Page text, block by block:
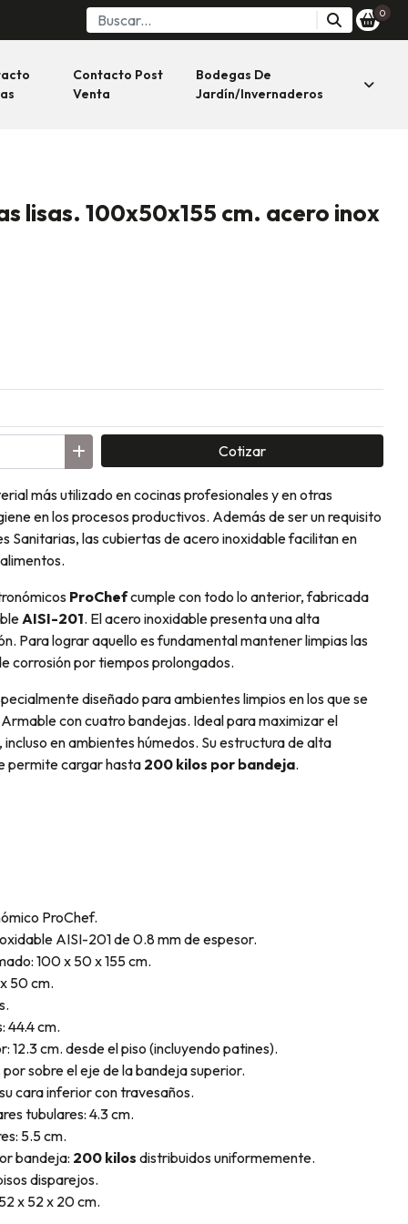
0
Contacto Post
Venta
Bodegas De
Jardín/invernaderos
lisas. 100x50x155 cm. acero inox
Cotizar
más utilizado en cocinas profesionales y en otras
en los procesos productivos. Además de ser un requisito
Sanitarias, las cubiertas de acero inoxidable facilitan en
ProChefcumple con todo lo anterior, fabricada
AISI-201. El acero inoxidable presenta una alta
Para lograr aquello es fundamental mantener limpias las
corrosión por tiempos prolongados.
diseñado para ambientes limpios en los que se
con cuatro bandejas. Ideal para maximizar el
en ambientes húmedos. Su estructura de alta
permite cargar hasta 200 kilos por bandeja.
ProChef.
AISI-201 de 0.8 mm de espesor.
100 x 50 x 155 cm.
50 cm.
44.4 cm.
12.3 cm. desde el piso (incluyendo patines).
sobre el eje de la bandeja superior.
cara inferior con travesaños.
tubulares: 4.3 cm.
5.5 cm.
bandeja: 200 kilos distribuidos uniformemente.
disparejos.
x 52 x 20 cm.